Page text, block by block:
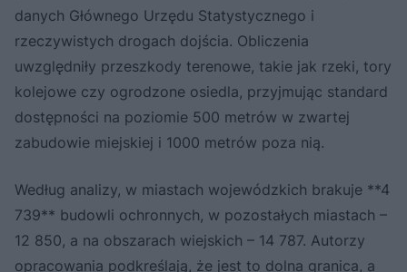
danych Głównego Urzędu Statystycznego i
rzeczywistych drogach dojścia. Obliczenia
uwzględniły przeszkody terenowe, takie jak rzeki, tory
kolejowe czy ogrodzone osiedla, przyjmując standard
dostępności na poziomie 500 metrów w zwartej
zabudowie miejskiej i 1000 metrów poza nią.
Według analizy, w miastach wojewódzkich brakuje **4
739** budowli ochronnych, w pozostałych miastach –
12 850, a na obszarach wiejskich – 14 787. Autorzy
opracowania podkreślają, że jest to dolna granica, a